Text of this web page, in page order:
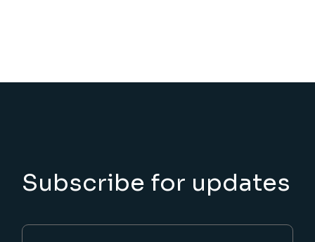
Subscribe for updates